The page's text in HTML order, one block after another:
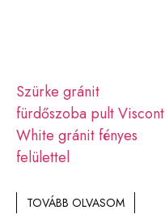
Szürke gránit
fürdőszoba pult Viscont
White gránit fényes
felülettel
TOVÁBB OLVASOM